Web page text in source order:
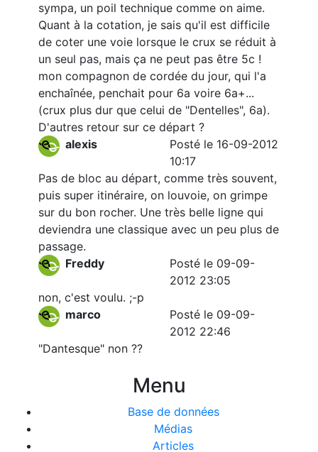
sympa, un poil technique comme on aime.
Quant à la cotation, je sais qu'il est difficile
de coter une voie lorsque le crux se réduit à
un seul pas, mais ça ne peut pas être 5c !
mon compagnon de cordée du jour, qui l'a
enchaînée, penchait pour 6a voire 6a+...
(crux plus dur que celui de "Dentelles", 6a).
D'autres retour sur ce départ ?
alexis
Posté le 16-09-2012
10:17
Pas de bloc au départ, comme très souvent,
puis super itinéraire, on louvoie, on grimpe
sur du bon rocher. Une très belle ligne qui
deviendra une classique avec un peu plus de
passage.
Freddy
Posté le 09-09-
2012 23:05
non, c'est voulu. ;-p
marco
Posté le 09-09-
2012 22:46
"Dantesque" non ??
Menu
Base de données
Médias
Articles